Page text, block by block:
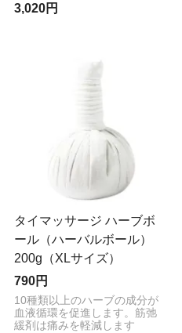
3,020円
タイマッサージ ハーブボ
ール（ハーバルボール）
200g（XLサイズ）
790円
10種類以上のハーブの成分が
血液循環を促進します。筋弛
緩剤は痛みを軽減します